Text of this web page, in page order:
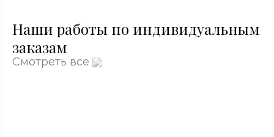
Наши работы по индивидуальным
заказам
Смотреть все